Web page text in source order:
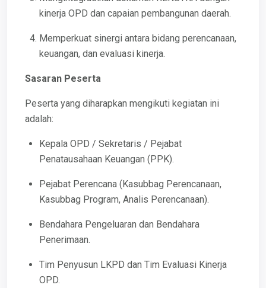
kinerja OPD dan capaian pembangunan daerah.
Memperkuat sinergi antara bidang perencanaan,
keuangan, dan evaluasi kinerja.
Sasaran Peserta
Peserta yang diharapkan mengikuti kegiatan ini
adalah:
Kepala OPD / Sekretaris / Pejabat
Penatausahaan Keuangan (PPK).
Pejabat Perencana (Kasubbag Perencanaan,
Kasubbag Program, Analis Perencanaan).
Bendahara Pengeluaran dan Bendahara
Penerimaan.
Tim Penyusun LKPD dan Tim Evaluasi Kinerja
OPD.